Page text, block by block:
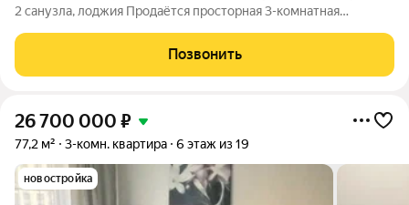
2 санузла, лоджия Продаётся просторная 3-комнатная
отличный вариант для семьи или инвестиций. Планировка:
кухня-гостиная (при желании
Позвонить
26 700 000 ₽
77,2 м² 3-комн. квартира 6 этаж из 19
новостройка